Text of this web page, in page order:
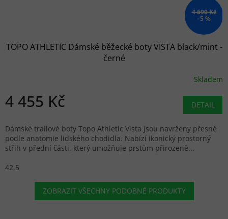
4 690 Kč
–5 %
TOPO ATHLETIC Dámské běžecké boty VISTA black/mint -
černé
Skladem
4 455 Kč DETAIL
Dámské trailové boty Topo Athletic Vista jsou navrženy přesně
podle anatomie lidského chodidla. Nabízí ikonický prostorný
střih v přední části, který umožňuje prstům přirozeně...
42,5
ZOBRAZIT VŠECHNY PODOBNÉ PRODUKTY